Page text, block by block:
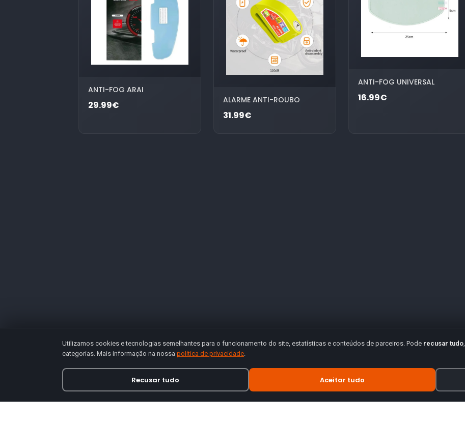
ANTI-FOG ARAI
29.99€ ALARME ANTI-ROUBO
31.99€
ANTI-FOG UNIVERSAL
16.99€
Utilizamos cookies e tecnologias semelhantes para o funcionamento do site, estatísticas e conteúdos de parceiros. Pode recusar tudo,
categorias. Mais informação na nossa política de privacidade.
Recusar tudo Aceitar tudo